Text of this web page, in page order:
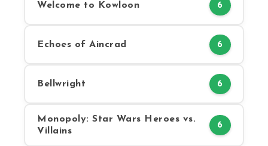
Welcome to Kowloon 6
Echoes of Aincrad 6
Bellwright 6
Monopoly: Star Wars Heroes vs.
Villains
6